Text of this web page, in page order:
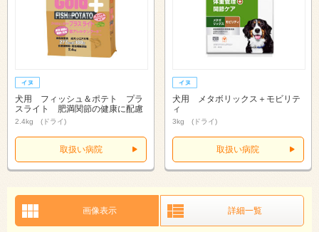
犬用 フィッシュ＆ポテト プラ
スライト 肥満関節の健康に配慮
2.4kg (ドライ)
取扱い病院
犬用 メタボリックス＋モビリテ
ィ
3kg (ドライ)
取扱い病院
画像表示 詳細一覧